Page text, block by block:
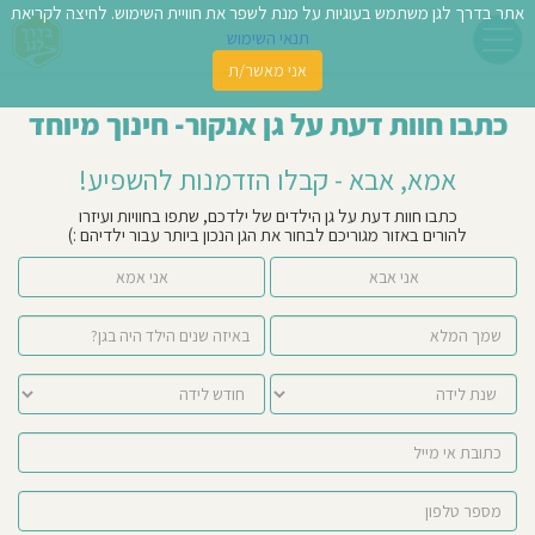
כתבו חוות דעת על גן אנקור- חינוך מיוחד
אמא, אבא - קבלו הזדמנות להשפיע!
כתבו חוות דעת על גן הילדים של ילדכם, שתפו בחוויות ועיזרו
להורים באזור מגוריכם לבחור את הגן הנכון ביותר עבור ילדיהם :)
אני אמא אני אבא
אתר בדרך לגן משתמש בעוגיות על מנת לשפר את חוויית השימוש. לחיצה לקריאת
תנאי השימוש
אני מאשר/ת